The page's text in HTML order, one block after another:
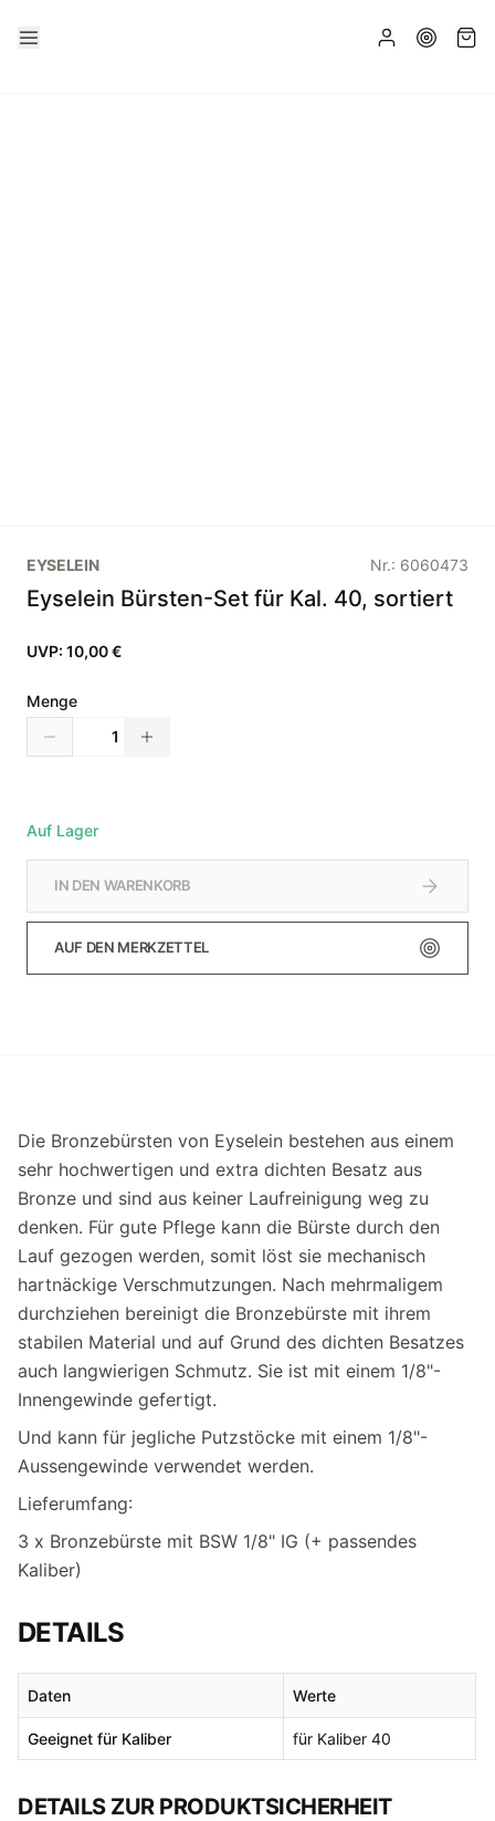
EYSELEIN Nr.: 6060473
Eyselein Bürsten-Set für Kal. 40, sortiert
UVP: 10,00 €
Menge
Auf Lager
IN DEN WARENKORB
AUF DEN MERKZETTEL
Die Bronzebürsten von Eyselein bestehen aus einem
sehr hochwertigen und extra dichten Besatz aus
Bronze und sind aus keiner Laufreinigung weg zu
denken. Für gute Pflege kann die Bürste durch den
Lauf gezogen werden, somit löst sie mechanisch
hartnäckige Verschmutzungen. Nach mehrmaligem
durchziehen bereinigt die Bronzebürste mit ihrem
stabilen Material und auf Grund des dichten Besatzes
auch langwierigen Schmutz. Sie ist mit einem 1/8"-
Innengewinde gefertigt.
Und kann für jegliche Putzstöcke mit einem 1/8"-
Aussengewinde verwendet werden.
Lieferumfang:
3 x Bronzebürste mit BSW 1/8" IG (+ passendes
Kaliber)
DETAILS
Daten Werte
Geeignet für Kaliber für Kaliber 40
DETAILS ZUR PRODUKTSICHERHEIT